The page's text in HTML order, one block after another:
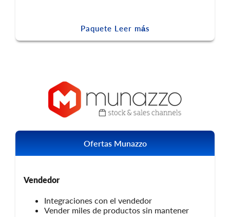
Paquete Leer más
Ofertas Munazzo
Vendedor
Integraciones con el vendedor
Vender miles de productos sin mantener